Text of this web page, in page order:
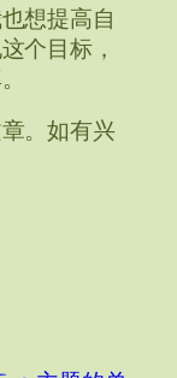
想提高自
个目标，
。如有兴